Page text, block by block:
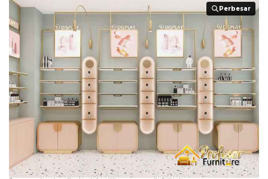
Perbesar
Perbesar